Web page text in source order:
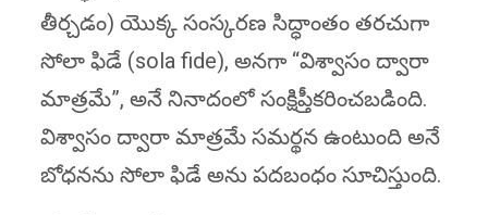
తీర్చడం) యొక్క సంస్కరణ సిద్ధాంతం తరచుగా
సోలా ఫిడే (sola fide), అనగా “విశ్వాసం ద్వారా
మాత్రమే”, అనే నినాదంలో సంక్షిప్తీకరించబడింది.
విశ్వాసం ద్వారా మాత్రమే సమర్థన ఉంటుంది అనే
బోధనను సోలా ఫిడే అను పదబంధం సూచిస్తుంది.